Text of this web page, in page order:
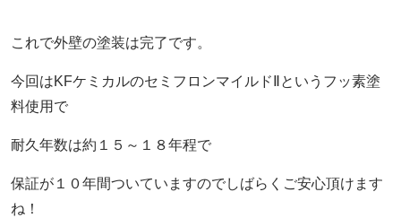
これで外壁の塗装は完了です。
今回はKFケミカルのセミフロンマイルドⅡというフッ素塗
料使用で
耐久年数は約１５～１８年程で
保証が１０年間ついていますのでしばらくご安心頂けます
ね！